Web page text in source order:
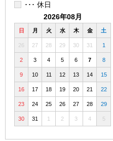
･･･ 休日
2026年08月
日 月 火 水 木 金 土
26 27 28 29 30 31 1
2 3 4 5 6 7 8
9 10 11 12 13 14 15
16 17 18 19 20 21 22
23 24 25 26 27 28 29
30 31 1 2 3 4 5